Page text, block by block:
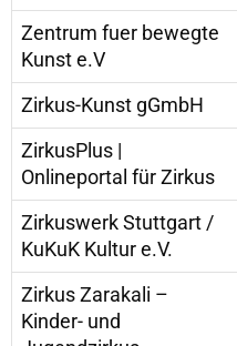
Zentrum fuer bewegte
Kunst e.V
Zirkus-Kunst gGmbH
ZirkusPlus |
Onlineportal für Zirkus
Zirkuswerk Stuttgart /
KuKuK Kultur e.V.
Zirkus Zarakali –
Kinder- und